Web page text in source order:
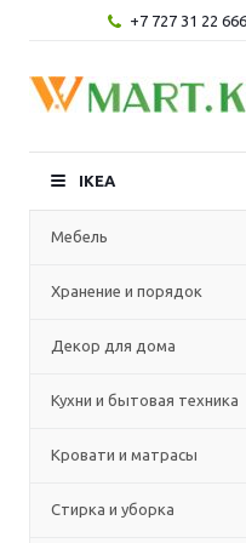
+7 727 31 22 666
IKEA
Мебель
Хранение и порядок
Декор для дома
Кухни и бытовая техника
Кровати и матрасы
Стирка и уборка